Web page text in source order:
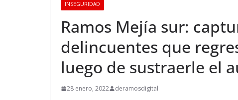
INSEGURIDAD
Ramos Mejía sur:
delincuentes que
luego de sustraerle el
28 enero, 2022 deramosdigital